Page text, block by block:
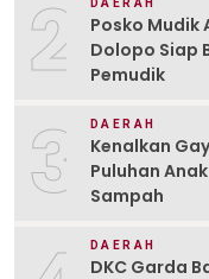
2
Posko Mudik
Dolopo Siap
Pemudik
3 DAERAH
Kenalkan
Puluhan
Sampah
DAERAH
DKC Garda